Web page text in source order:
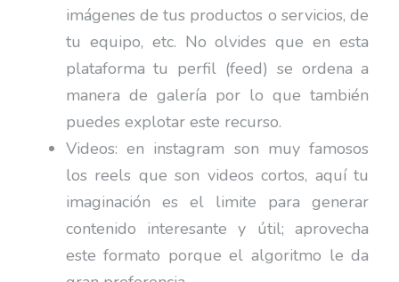
imágenes de tus productos o servicios, de
tu equipo, etc. No olvides que en esta
plataforma tu perfil (feed) se ordena a
manera de galería por lo que también
puedes explotar este recurso.
Videos: en instagram son muy famosos
los reels que son videos cortos, aquí tu
imaginación es el limite para generar
contenido interesante y útil; aprovecha
este formato porque el algoritmo le da